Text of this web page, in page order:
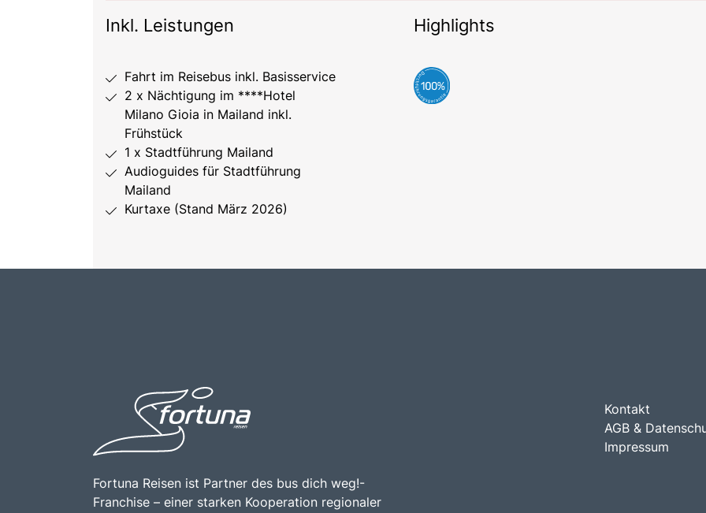
Inkl. Leistungen
Fahrt im Reisebus inkl. Basisservice
2 x Nächtigung im ****Hotel
Milano Gioia in Mailand inkl.
Frühstück
1 x Stadtführung Mailand
Audioguides für Stadtführung
Mailand
Kurtaxe (Stand März 2026)
Highlights
Fortuna Reisen ist Partner des bus dich weg!-
Franchise – einer starken Kooperation regionaler
Kontakt
AGB &
Impressum